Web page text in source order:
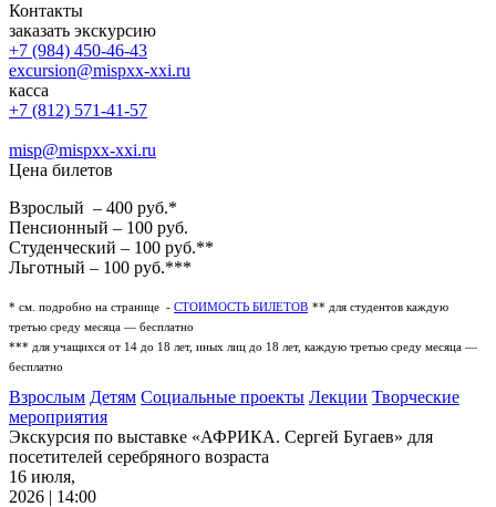
Контакты
заказать экскурсию
+7 (984) 450-46-43
excursion@mispxx-xxi.ru
касса
+7 (812) 571-41-57
misp@mispxx-xxi.ru
Цена билетов
Взрослый – 400 руб.*
Пенсионный – 100 руб.
Студенческий – 100 руб.**
Льготный – 100 руб.***
* см. подробно на странице - СТОИМОСТЬ БИЛЕТОВ ** для студентов каждую
третью среду месяца — бесплатно
*** для учащихся от 14 до 18 лет, иных лиц до 18 лет, каждую третью среду месяца —
бесплатно
Взрослым Детям Социальные проекты Лекции Творческие
мероприятия
Экскурсия по выставке «АФРИКА. Сергей Бугаев» для
посетителей серебряного возраста
16 июля,
2026 | 14:00